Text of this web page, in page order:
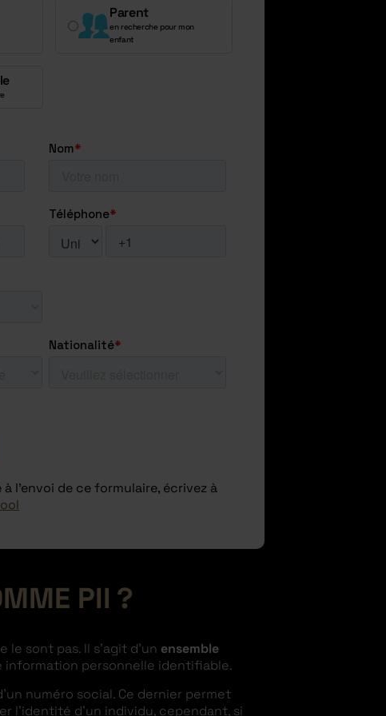
Parent
en recherche pour mon
enfant
l'envoi de ce formulaire, écrivez à
PII ?
sont pas. Il s’agit d’un ensemble
personnelle identifiable.
numéro social. Ce dernier permet
l’identité d’un individu, cependant, si